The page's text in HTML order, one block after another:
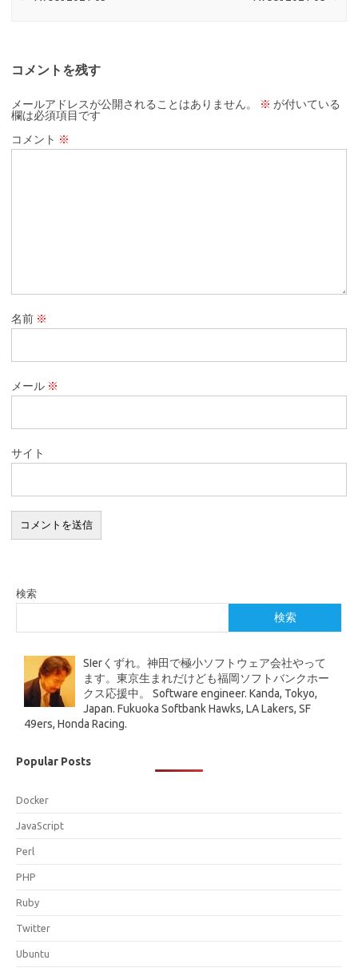
コメントを残す
メールアドレスが公開されることはありません。 ※ が付いている
欄は必須項目です
コメント ※
名前 ※
メール ※
サイト
検索
検索
SIerくずれ。神田で極小ソフトウェア会社やって
ます。東京生まれだけども福岡ソフトバンクホー
クス応援中。 Software engineer. Kanda, Tokyo,
Japan. Fukuoka Softbank Hawks, LA Lakers, SF
49ers, Honda Racing.
Popular Posts
Docker
JavaScript
Perl
PHP
Ruby
Twitter
Ubuntu